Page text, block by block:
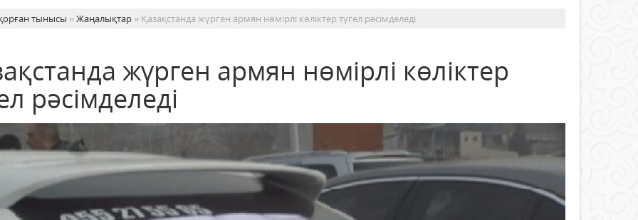
тынысы »Жаңалықтар » Қазақстанда жүрген армян нөмірлі көліктер түгел рәсімделеді
жүрген армян нөмірлі көліктер
рәсімделеді